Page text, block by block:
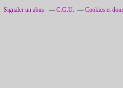
Signaler un abus C.G.U. Cookies et